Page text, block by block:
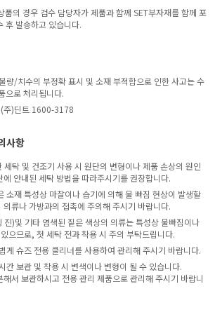
품의 경우 검수 담당자가 제품과 함께 SET부자재를 함께 포
후 발송하고 있습니다.
량/치수의 부정확 표시 및 소재 부적합으로 인한 사고는 수
로 처리됩니다.
주)딘트 1600-3178
사항
세탁 및 건조기 사용 시 원단의 변형이나 제품 손상의 원인
안내된 세탁 방법을 따라주시기를 권장합니다.
소재 특성상 마찰이나 습기에 의해 물 빠짐 현상이 발생할
류나 가방과의 접촉에 주의해 주시기 바랍니다.
진)및 기타 염색된 짙은 색상의 의류는 특성상 물빠짐이나
으므로, 첫 세탁 전과 착용 시 주의 부탁드립니다.
게 슈즈 전용 클리너를 사용하여 관리해 주시기 바랍니다.
간 보관 및 착용 시 변색이나 변형이 될 수 있습니다.
서 보관하시고 전용 관리 제품으로 관리해 주시기 바랍니